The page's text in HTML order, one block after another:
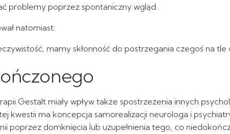
problemy poprzez spontaniczny wgląd.
natomiast:
mamy skłonność do postrzegania czegoś na tle
Gestalt miały wpływ także spostrzeżenia innych
kwestii ma koncepcja samorealizacji neurologa i
poprzez domknięcia lub uzupełnienia tego, co